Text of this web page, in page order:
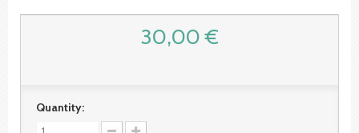
30,00 €
Quantity: